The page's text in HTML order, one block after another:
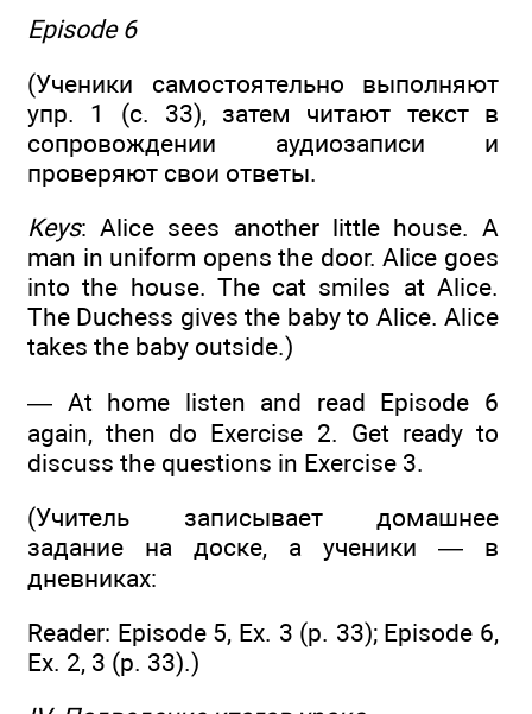
Episode 6
(Ученики самостоятельно выполняют
упр. 1 (с. 33), затем читают текст в
сопровождении аудиозаписи и
проверяют свои ответы.
Keys: Alice sees another little house. A
man in uniform opens the door. Alice goes
into the house. The cat smiles at Alice.
The Duchess gives the baby to Alice. Alice
takes the baby outside.)
— At home listen and read Episode 6
again, then do Exercise 2. Get ready to
discuss the questions in Exercise 3.
(Учитель записывает домашнее
задание на доске, а ученики — в
дневниках:
Reader: Episode 5, Ex. 3 (р. 33); Episode 6,
Ex. 2, 3 (p. 33).)